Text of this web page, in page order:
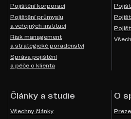
Pojištění korporací
Pojištění průmyslu
a veřejných institucí
Risk management
a strategické poradenství
Správa pojištění
a péče o klienta
Články a studie
Všechny články
O